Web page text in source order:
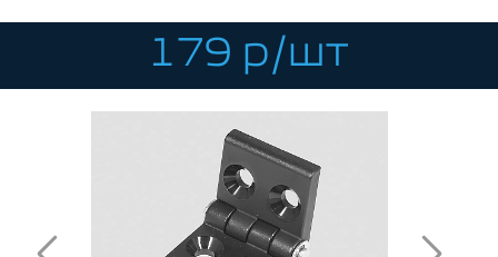
КОМПЛЕКТУЮЩИЕ К ЧПУ
АКСЕССУАРЫ ДЛЯ V-ПАЗА
УГЛОВЫЕ СОЕДИНИТЕЛИ
СИСТЕМА ТРУБНАЯ МОДУЛЬНАЯ
179 р/шт